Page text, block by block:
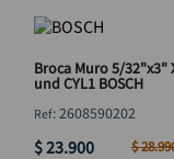
Broca Muro 5/32"x3"
und CYL1 BOSCH
:2608590202
$23.900 $28.